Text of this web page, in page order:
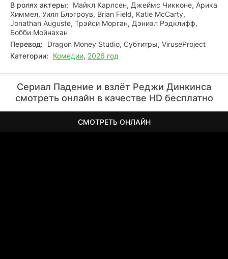
В ролях актеры:
Майкл Карлсен, Джеймс Чикконе, Арика
Химмел, Уилл Блэгроув, Brian Field, Katie McCarty,
Jonathan Auguste, Трэйси Морган, Дэниэл Рэдклифф,
Бобби Мойнахан
Перевод:
Dragon Money Studio, Субтитры, ViruseProject
Категории:
Комедии, 2026 год
Сериал Падение и взлёт Реджи Динкинса
смотреть онлайн в качестве HD бесплатно
СМОТРЕТЬ ОНЛАЙН